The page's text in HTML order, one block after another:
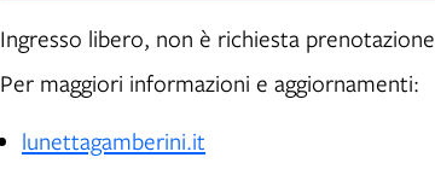
Ingresso libero, non è richiesta prenotazione
Per maggiori informazioni e aggiornamenti:
lunettagamberini.it